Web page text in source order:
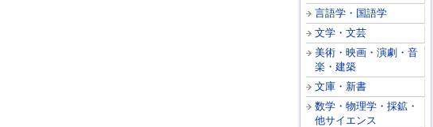
言語学・国語学
文学・文芸
美術・映画・演劇・音
楽・建築
文庫・新書
数学・物理学・採鉱・
他サイエンス